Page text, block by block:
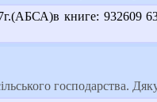
книге:
господарства.